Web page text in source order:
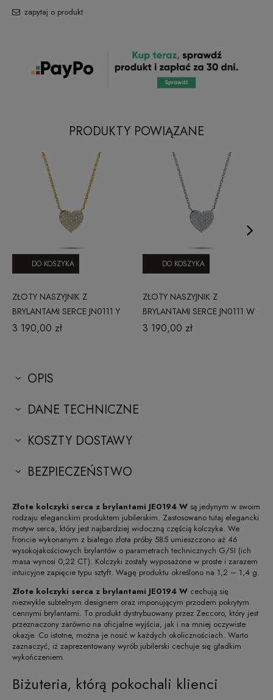
zapytaj o produkt
PRODUKTY POWIĄZANE
ZŁOTY NASZYJNIK Z
BRYLANTAMI SERCE JN0111 Y
CLASSIC DIAMONDS
3 190,00 zł
DO KOSZYKA
ZŁOTY NASZYJNIK Z
BRYLANTAMI SERCE JN0111 W
CLASSIC DIAMONDS
3 190,00 zł
DO KOSZYKA
OPIS
DANE TECHNICZNE
KOSZTY DOSTAWY
BEZPIECZEŃSTWO
Złote kolczyki serca z brylantami JE0194 W są jedynym w swoim
rodzaju eleganckim produktem jubilerskim. Zastosowano tutaj elegancki
motyw serca, który jest najbardziej widoczną częścią kolczyka. We
froncie wykonanym z białego złota próby 585 umieszczono aż 46
wysokojakościowych brylantów o parametrach technicznych G/SI (ich
masa wynosi 0,22 CT). Kolczyki zostały wyposażone w proste i zarazem
intuicyjne zapięcie typu sztyft. Wagę produktu określono na 1,2 – 1,4 g.
Złote kolczyki serca z brylantami JE0194 W cechują się
niezwykle subtelnym designem oraz imponującym przodem pokrytym
cennymi brylantami. To produkt dystrybuowany przez Zeccoro, który jest
przeznaczony zarówno na oficjalne wyjścia, jak i na mniej oczywiste
okazje. Co istotne, można je nosić w każdych okolicznościach. Warto
zaznaczyć, iż zaprezentowany wyrób jubilerski cechuje się gładkim
wykończeniem.
Biżuteria, którą pokochali klienci